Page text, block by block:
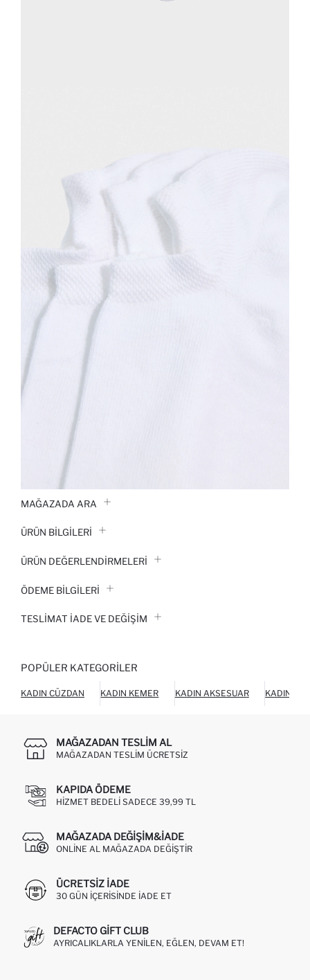
MAĞAZADA ARA
ÜRÜN BILGILERI
ÜRÜN DEĞERLENDİRMELERİ
ÖDEME BİLGİLERİ
TESLIMAT İADE VE DEĞIŞIM
POPÜLER KATEGORILER
KADIN CÜZDAN KADIN KEMER KADIN AKSESUAR KADIN
MAĞAZADAN TESLIM AL
MAĞAZADAN TESLIM ÜCRETSIZ
KAPIDA ÖDEME
HIZMET BEDELI SADECE 39,99 TL
MAĞAZADA DEĞIŞIM&İADE
ONLINE AL MAĞAZADA DEĞIŞTIR
ÜCRETSIZ IADE
30 GÜN IÇERISINDE IADE ET
DEFACTO GIFT CLUB
AYRICALIKLARLA YENILEN, EĞLEN, DEVAM ET!